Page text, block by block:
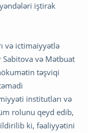
iştirak
və ictimaiyyətlə
və Mətbuat
təşviqi
institutları və
rolunu qeyd edib,
ki, fəaliyyətini